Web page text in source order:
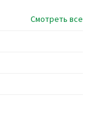
Смотреть все